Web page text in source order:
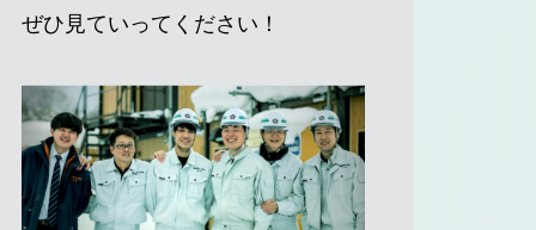
ぜひ見ていってください！